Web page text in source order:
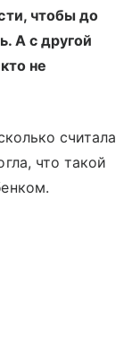
чтобы до
А с другой
не
считала
что такой